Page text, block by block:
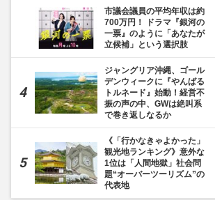
市議会議員の平均年収は約
700万円！ ドラマ『銀河の
一票』のように「あなたが
立候補」という選択肢
ジャングリア沖縄、ゴール
デンウィークに『やんばる
トルネード』始動！経営不
振の声の中、GWは絶叫系
で巻き返しなるか
《「行かなきゃよかった」
観光地ランキング》意外な
1位は「人間地獄」社会問
題“オーバーツーリズム”の
代表地